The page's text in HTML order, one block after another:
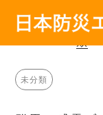
分
未分類